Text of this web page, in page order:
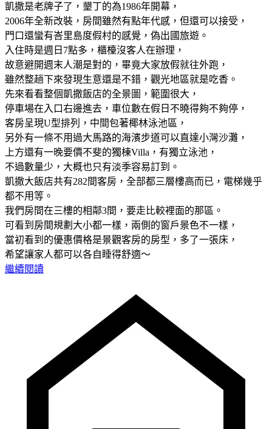
凱撒是老牌子了，墾丁的為1986年開幕，
2006年全新改裝，房間雖然有點年代感，但還可以接受，
門口還蠻有峇里島度假村的感覺，偽出國旅遊。
入住時是週日7點多，櫃檯沒客人在辦理，
故意避開週末人潮是對的，畢竟大家放假就往外跑，
雖然整趟下來發現生意還是不錯，觀光地區就是吃香。
先來看看整個凱撒飯店的全景圖，範圍很大，
停車場在入口右邊進去，車位數在假日不曉得夠不夠停，
客房呈現U型排列，中間包著椰林泳池區，
另外有一條不用過大馬路的海濱步道可以直達小灣沙灘，
上方還有一晚要價不斐的獨棟Villa，有獨立泳池，
不過數量少，大概也只有淡季容易訂到。
凱撒大飯店共有282間客房，全部都三層樓高而已，電梯幾乎
都不用等。
我們房間在三樓的相鄰3間，要走比較裡面的那區。
可看到房間規劃大小都一樣，兩側的窗戶景色不一樣，
當初看到的優惠價格是景觀客房的房型，多了一張床，
希望讓家人都可以各自睡得舒適～
繼續閱讀